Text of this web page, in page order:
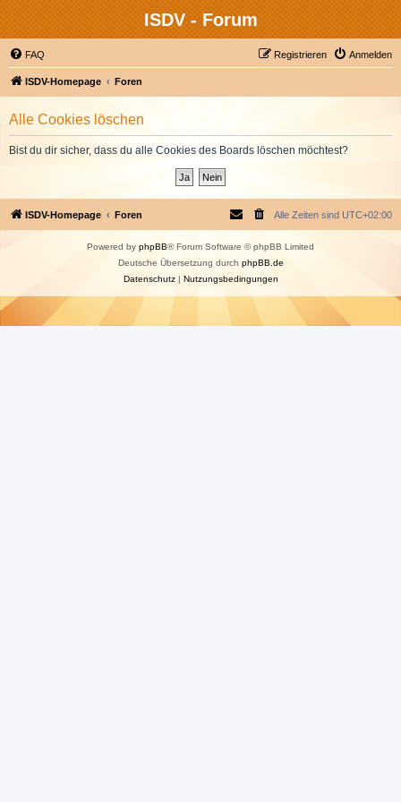
ISDV - Forum
FAQ Anmelden
Registrieren
ISDV-Homepage Foren
Alle Cookies löschen
Bist du dir sicher, dass du alle Cookies des Boards löschen möchtest?
ISDV-Homepage Foren Alle Zeiten sind UTC+02:00
Powered by phpBB® Forum Software © phpBB Limited
Deutsche Übersetzung durch phpBB.de
Datenschutz| Nutzungsbedingungen